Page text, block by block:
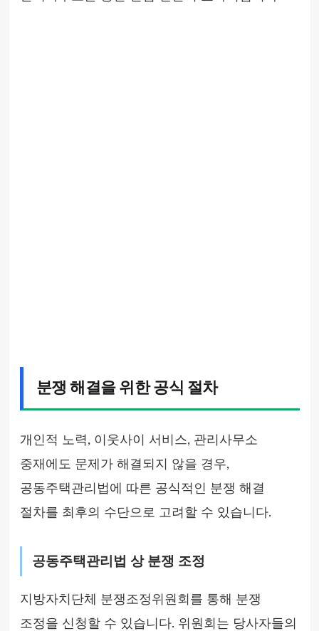
분쟁 해결을 위한 공식 절차
개인적 노력, 이웃사이 서비스, 관리사무소
중재에도 문제가 해결되지 않을 경우,
공동주택관리법에 따른 공식적인 분쟁 해결
절차를 최후의 수단으로 고려할 수 있습니다.
공동주택관리법 상 분쟁 조정
지방자치단체 분쟁조정위원회를 통해 분쟁
조정을 신청할 수 있습니다. 위원회는 당사자들의